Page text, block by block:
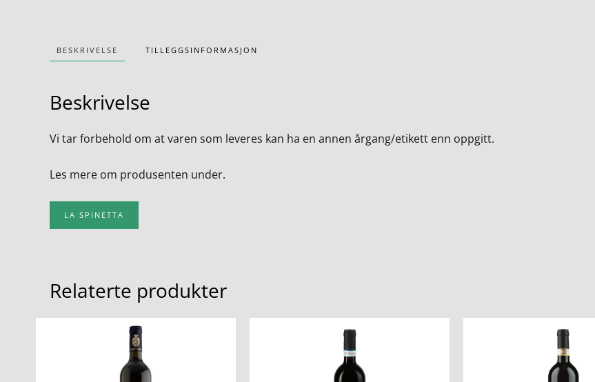
BESKRIVELSE TILLEGGSINFORMASJON
Beskrivelse
Vi tar forbehold om at varen som leveres kan ha en annen årgang/etikett enn oppgitt.
Les mere om produsenten under.
LA SPINETTA
Relaterte produkter